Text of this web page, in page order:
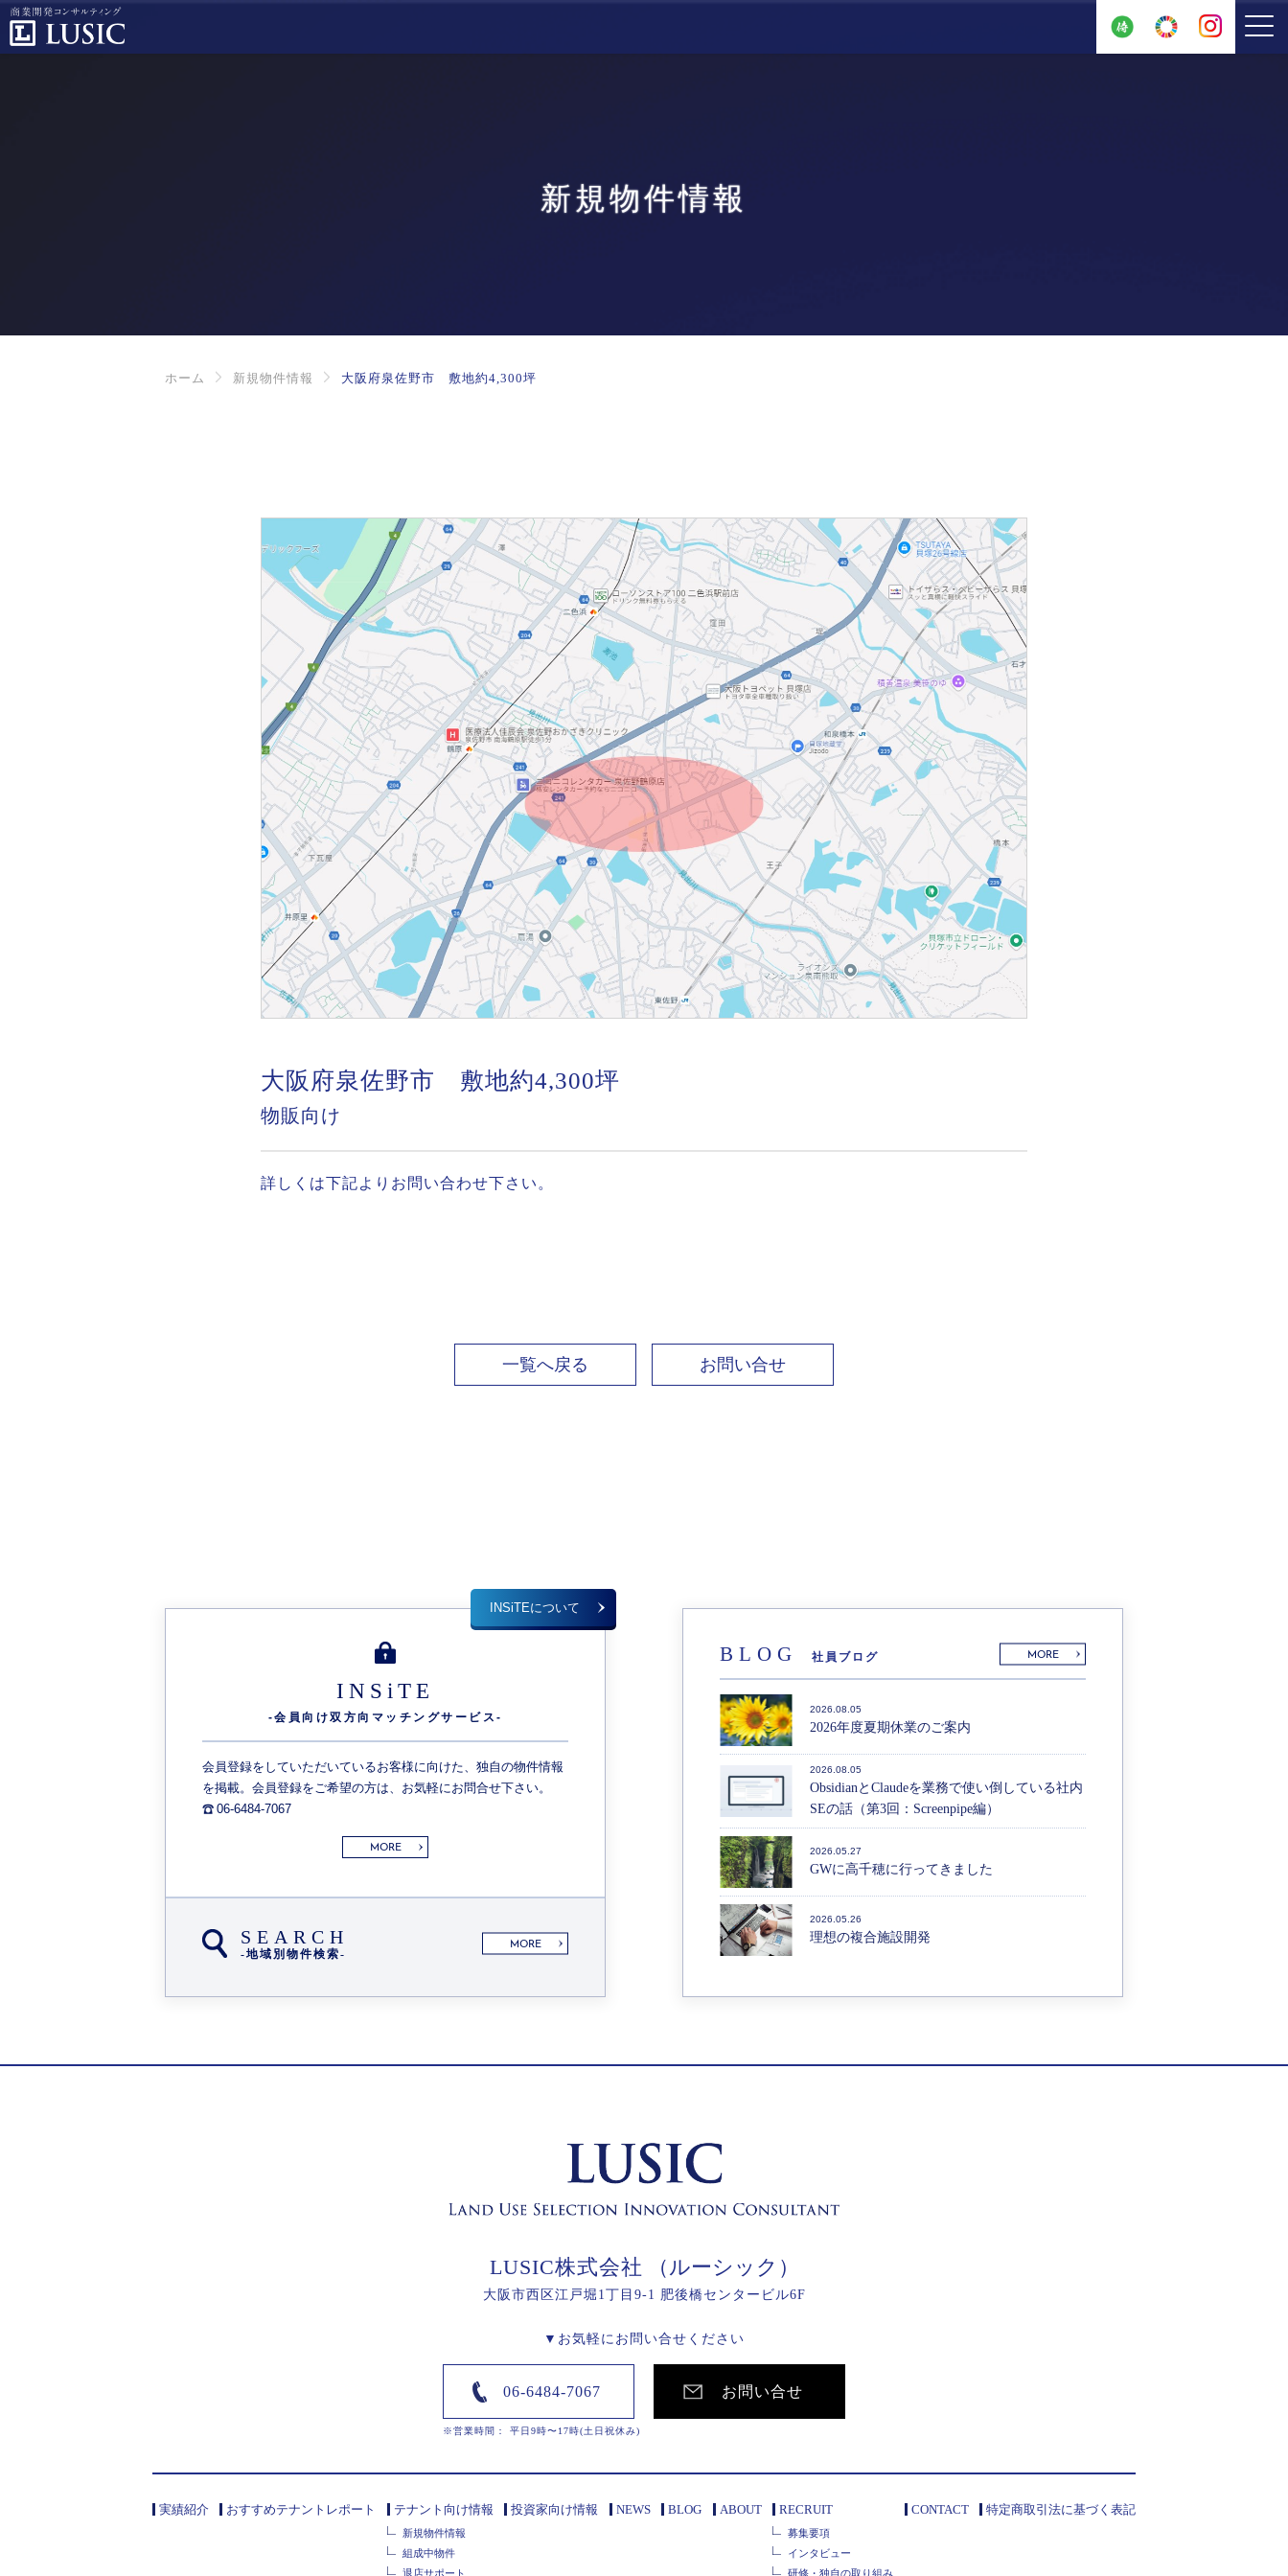
新規物件情報
ホーム 新規物件情報 大阪府泉佐野市 敷地約4,300坪
大阪府泉佐野市 敷地約4,300坪
物販向け
詳しくは下記よりお問い合わせ下さい。
一覧へ戻る お問い合せ
INSiTE
-会員向け双方向 マッチングサービス-
会員登録をしていただいているお客様に向けた、独自の物件情報
を掲載。会員登録をご希望の方は、お気軽にお問合せ下さい。
06-6484-7067
MORE
SEARCH
-地域別物件検索-
MORE
INSiTEについて
BLOG 社員ブログ MORE
2026.08.05
2026年度夏期休業のご案内
2026.08.05
ObsidianとClaudeを業務で使い倒している社内
SEの話（第3回：Screenpipe編）
2026.05.27
GWに高千穂に行ってきました
2026.05.26
理想の複合施設開発
LUSIC株式会社 （ルーシック）
大阪市西区江戸堀1丁目9-1 肥後橋センタービル6F
▼お気軽にお問い合せください
お問い合せ
06-6484-7067
※営業時間： 平日9時〜17時(土日祝休み)
実績紹介 おすすめテナントレポート テナント向け情報
新規物件情報
組成中物件
退店サポート
投資家向け情報 NEWS BLOG ABOUT RECRUIT
募集要項
インタビュー
研修・独自の取り組み
CONTACT 特定商取引法に基づく表記